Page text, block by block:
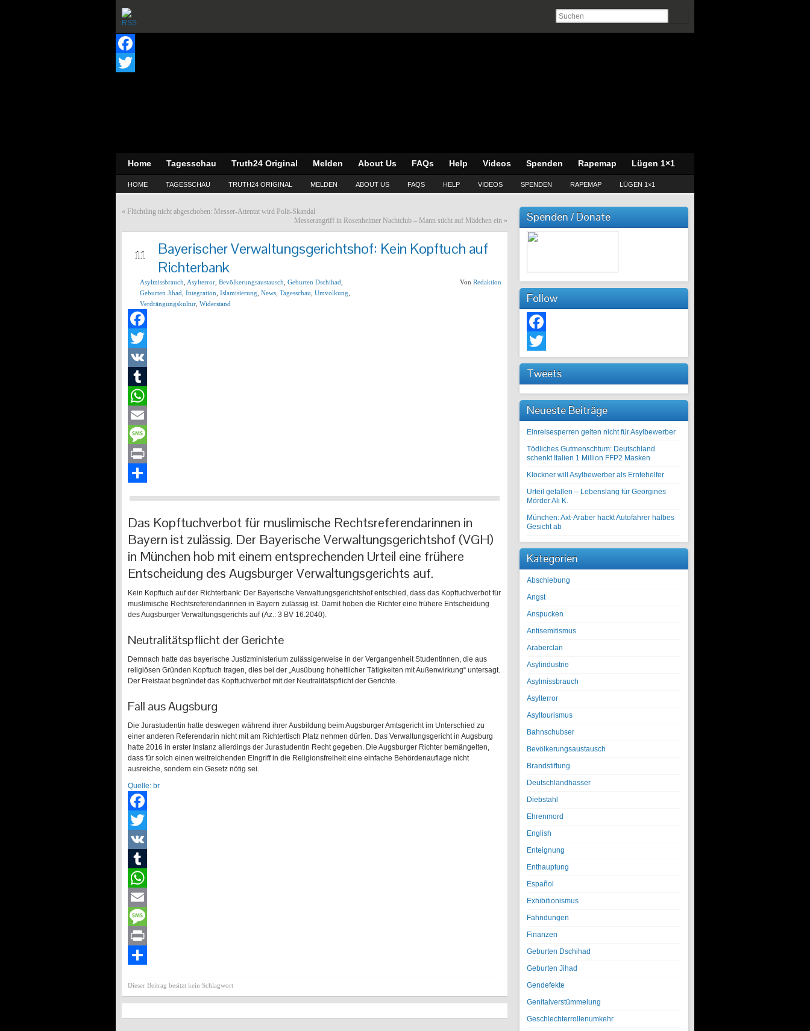
Facebook
Home Tagesschau Truth24 Original Melden About Us FAQs Help Videos Spenden Rapemap Lügen 1×1
HOME TAGESSCHAU TRUTH24 ORIGINAL MELDEN ABOUT US FAQS HELP VIDEOS SPENDEN RAPEMAP LÜGEN 1×1
« Flüchtling nicht abgeschoben: Messer-Attentat wird Polit-Skandal
Messerangriff in Rosenheimer Nachtclub – Mann sticht auf Mädchen ein »
11
Bayerischer Verwaltungsgerichtshof: Kein Kopftuch auf
Richterbank
Asylmissbrauch Asylterror Bevölkerungsaustausch Geburten Dschihad
Geburten Jihad Integration Islamisierung News Tagesschau Umvolkung
Verdrängungskultur Widerstand
Von Redaktion
Facebook
Twitter
VK
Tumblr
WhatsApp
Email
Message
Print
Das Kopftuchverbot für muslimische Rechtsreferendarinnen in
Bayern ist zulässig. Der Bayerische Verwaltungsgerichtshof (VGH)
in München hob mit einem entsprechenden Urteil eine frühere
Entscheidung des Augsburger Verwaltungsgerichts auf.
Kein Kopftuch auf der Richterbank: Der Bayerische Verwaltungsgerichtshof entschied, dass das Kopftuchverbot für
muslimische Rechtsreferendarinnen in Bayern zulässig ist. Damit hoben die Richter eine frühere Entscheidung
des Augsburger Verwaltungsgerichts auf (Az.: 3 BV 16.2040).
Neutralitätspflicht der Gerichte
Demnach hatte das bayerische Justizministerium zulässigerweise in der Vergangenheit Studentinnen, die aus
religiösen Gründen Kopftuch tragen, dies bei der „Ausübung hoheitlicher Tätigkeiten mit Außenwirkung“ untersagt.
Der Freistaat begründet das Kopftuchverbot mit der Neutralitätspflicht der Gerichte.
Fall aus Augsburg
Die Jurastudentin hatte deswegen während ihrer Ausbildung beim Augsburger Amtsgericht im Unterschied zu
einer anderen Referendarin nicht mit am Richtertisch Platz nehmen dürfen. Das Verwaltungsgericht in Augsburg
hatte 2016 in erster Instanz allerdings der Jurastudentin Recht gegeben. Die Augsburger Richter bemängelten,
dass für solch einen weitreichenden Eingriff in die Religionsfreiheit eine einfache Behördenauflage nicht
ausreiche, sondern ein Gesetz nötig sei.
Quelle: br
Facebook
Twitter
VK
Tumblr
WhatsApp
Email
Message
Print
Dieser Beitrag besitzt kein Schlagwort
Spenden / Donate
Follow
Facebook
Tweets
Neueste Beiträge
Einreisesperren gelten nicht für Asylbewerber
Tödliches Gutmenschtum: Deutschland
schenkt Italien 1 Million FFP2 Masken
Klöckner will Asylbewerber als Erntehelfer
Urteil gefallen – Lebenslang für Georgines
Mörder Ali K.
München: Axt-Araber hackt Autofahrer halbes
Gesicht ab
Kategorien
Abschiebung
Angst
Anspucken
Antisemitismus
Araberclan
Asylindustrie
Asylmissbrauch
Asylterror
Asyltourismus
Bahnschubser
Bevölkerungsaustausch
Brandstiftung
Deutschlandhasser
Diebstahl
Ehrenmord
English
Enteignung
Enthauptung
Español
Exhibitionismus
Fahndungen
Finanzen
Geburten Dschihad
Geburten Jihad
Gendefekte
Genitalverstümmelung
Geschlechterrollenumkehr